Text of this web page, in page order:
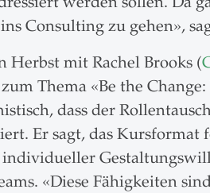
Consulting zu gehen»,
Herbst mit Rachel Brooks (
Thema «Be the
dass der
Er sagt, das Kursformat
«Diese Fähigkeiten